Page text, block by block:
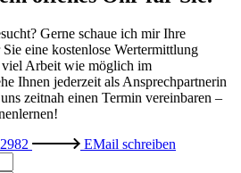
Gerne schaue ich mir Ihre
eine kostenlose Wertermittlung
viel Arbeit wie möglich im
Ihnen jederzeit als Ansprechpartnerin
zeitnah einen Termin vereinbaren –
EMail schreiben